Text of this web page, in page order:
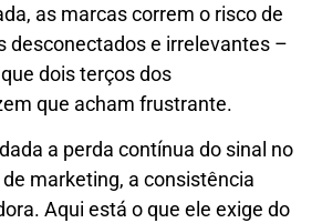
as marcas correm o risco de
desconectados e irrelevantes –
dois terços dos
que acham frustrante.
a perda contínua do sinal no
marketing, a consistência
Aqui está o que ele exige do